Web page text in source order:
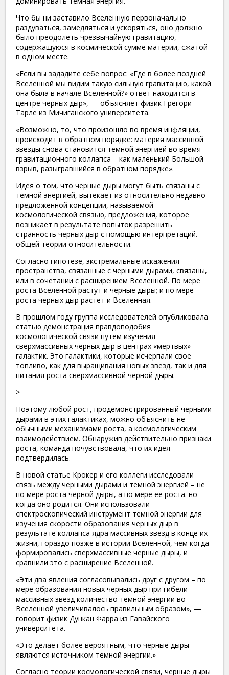
Что бы ни заставило Вселенную первоначально
раздуваться, замедляться и ускоряться, оно должно
было преодолеть чрезвычайную гравитацию,
содержащуюся в космической сумме материи, сжатой
в одном месте.
«Если вы зададите себе вопрос: «Где в более поздней
Вселенной мы видим такую ​​сильную гравитацию, какой
она была в начале Вселенной?» ответ находится в
центре черных дыр», — объясняет физик Грегори
Тарле из Мичиганского университета.
«Возможно, то, что произошло во время инфляции,
происходит в обратном порядке: материя массивной
звезды снова становится темной энергией во время
гравитационного коллапса – как маленький Большой
взрыв, разыгравшийся в обратном порядке».
Идея о том, что черные дыры могут быть связаны с
темной энергией, вытекает из относительно недавно
предложенной концепции, называемой
космологической связью, предложения, которое
возникает в результате попыток разрешить
странность черных дыр с помощью интерпретаций.
общей теории относительности.
Согласно гипотезе, экстремальные искажения
пространства, связанные с черными дырами, связаны,
или в сочетании с расширением Вселенной. По мере
роста Вселенной растут и черные дыры; и по мере
роста черных дыр растет и Вселенная.
В прошлом году группа исследователей опубликовала
статью демонстрация правдоподобия
космологической связи путем изучения
сверхмассивных черных дыр в центрах «мертвых»
галактик. Это галактики, которые исчерпали свое
топливо, как для выращивания новых звезд, так и для
питания роста сверхмассивной черной дыры.
>
Поэтому любой рост, продемонстрированный черными
дырами в этих галактиках, можно объяснить не
обычными механизмами роста, а космологическим
взаимодействием. Обнаружив действительно признаки
роста, команда почувствовала, что их идея
подтвердилась.
В новой статье Крокер и его коллеги исследовали
связь между черными дырами и темной энергией – не
по мере роста черной дыры, а по мере ее роста. но
когда оно родится. Они использовали
спектроскопический инструмент темной энергии для
изучения скорости образования черных дыр в
результате коллапса ядра массивных звезд в конце их
жизни, гораздо позже в истории Вселенной, чем когда
формировались сверхмассивные черные дыры, и
сравнили это с расширение Вселенной.
«Эти два явления согласовывались друг с другом – по
мере образования новых черных дыр при гибели
массивных звезд количество темной энергии во
Вселенной увеличивалось правильным образом», —
говорит физик Дункан Фарра из Гавайского
университета.
«Это делает более вероятным, что черные дыры
являются источником темной энергии.»
Согласно теории космологической связи, черные дыры